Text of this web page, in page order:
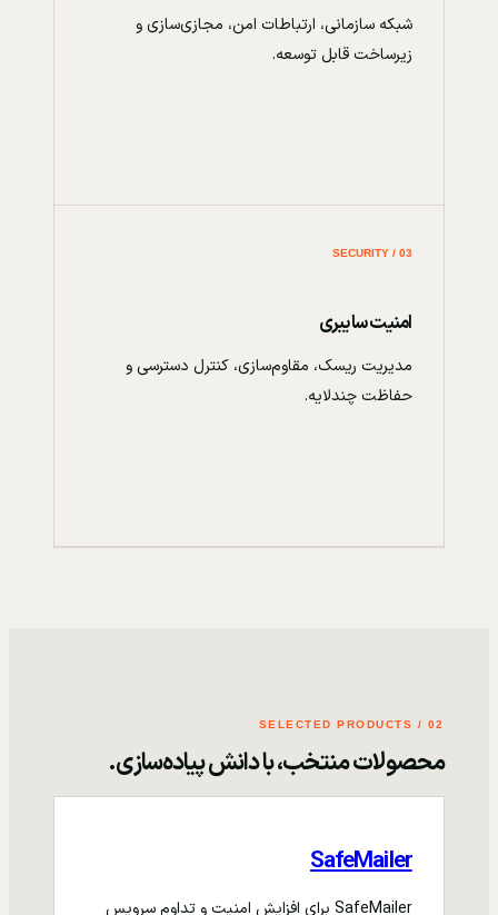
شبکه سازمانی، ارتباطات امن، مجازی‌سازی و
زیرساخت قابل توسعه.
03 / SECURITY
امنیت سایبری
مدیریت ریسک، مقاوم‌سازی، کنترل دسترسی و
حفاظت چندلایه.
02 / SELECTED PRODUCTS
محصولات منتخب، با دانش پیاده‌سازی.
SafeMailer
SafeMailer برای افزایش امنیت و تداوم سرویس